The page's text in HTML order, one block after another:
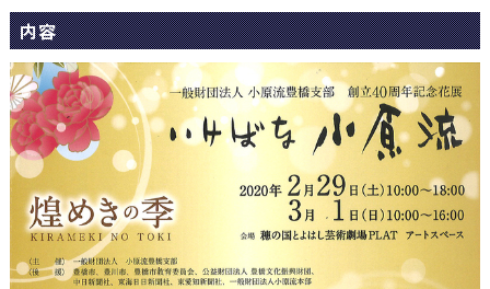
座席表 月間スケジュール
交通アクセス お問合せ
サイトマップ トップに戻る
内容